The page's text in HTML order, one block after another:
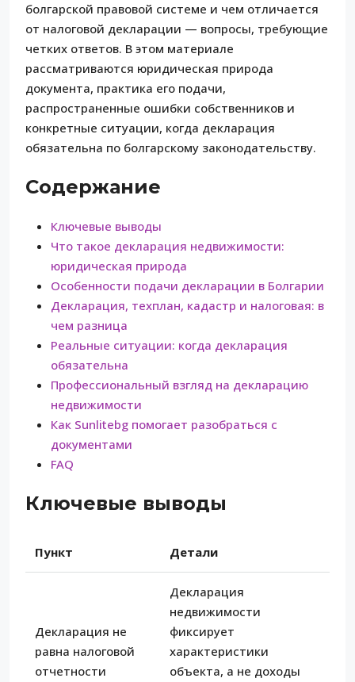
болгарской правовой системе и чем отличается
от налоговой декларации — вопросы, требующие
четких ответов. В этом материале
рассматриваются юридическая природа
документа, практика его подачи,
распространенные ошибки собственников и
конкретные ситуации, когда декларация
обязательна по болгарскому законодательству.
Содержание
Ключевые выводы
Что такое декларация недвижимости:
юридическая природа
Особенности подачи декларации в Болгарии
Декларация, техплан, кадастр и налоговая: в
чем разница
Реальные ситуации: когда декларация
обязательна
Профессиональный взгляд на декларацию
недвижимости
Как Sunlitebg помогает разобраться с
документами
FAQ
Ключевые выводы
Пункт Детали
Декларация не
равна налоговой
отчетности
Декларация
недвижимости
фиксирует
характеристики
объекта, а не доходы